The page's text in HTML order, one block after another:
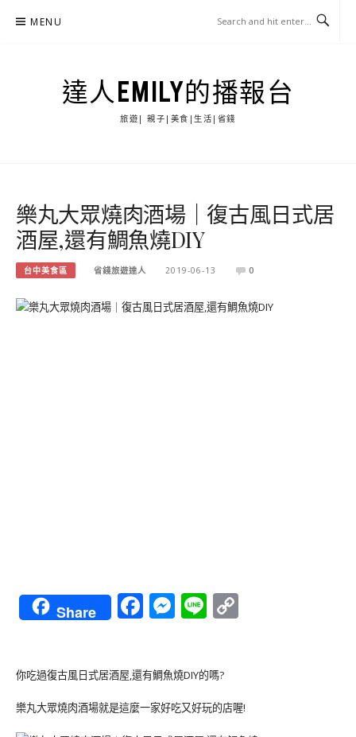
MENU
達人EMILY的播報台
旅遊| 親子|美食|生活|省錢
樂丸大眾燒肉酒場｜復古風日式居
酒屋,還有鯛魚燒DIY
台中美食區 省錢旅遊達人 2019-06-13 0
Share Facebook
Messenger
Line
你吃過復古風日式居酒屋,還有鯛魚燒DIY的嗎?
樂丸大眾燒肉酒場就是這麼一家好吃又好玩的店喔!